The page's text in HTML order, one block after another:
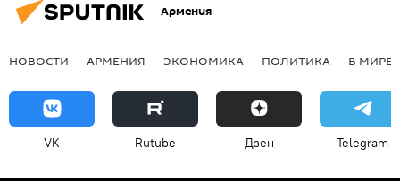
Армения
НОВОСТИ АРМЕНИЯ ЭКОНОМИКА ПОЛИТИКА В МИРЕ
VK Rutube Дзен Telegram